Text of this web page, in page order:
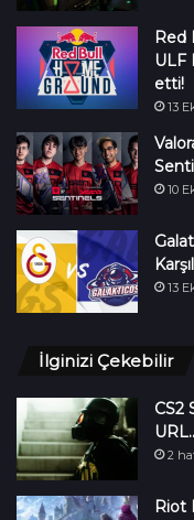
Red
ULF
etti!
13
10
13
İlginizi Çekebilir
CS2
2
Riot